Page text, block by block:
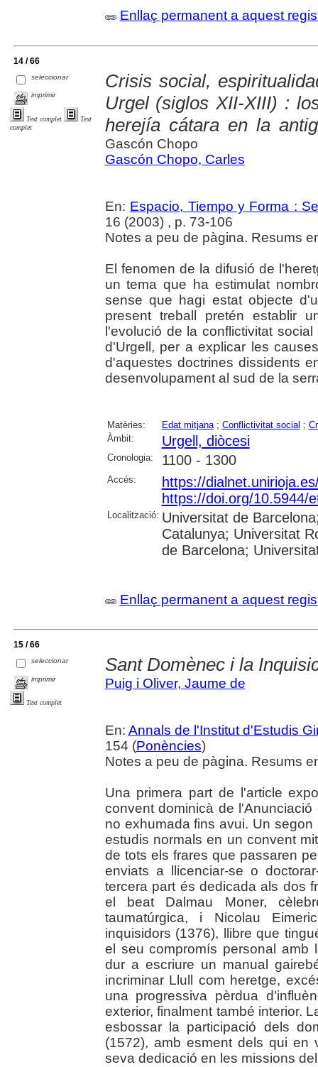
Enllaç permanent a aquest
14 / 66
seleccionar
imprimir
Text complet
Text
complet
Crisis social,
Urgel (siglos XII-XIII) :
herejía cátara en la
Gascón Chopo
Gascón Chopo, Carles
En: Espacio, Tiempo y Forma :
16 (2003) , p. 73-106
Notes a peu de pàgina. Resums
El fenomen de la difusió de
un tema que ha estimulat
sense que hagi estat objecte
present treball pretén establir
l'evolució de la conflictivitat
d'Urgell, per a explicar les
d'aquestes doctrines dissidents
desenvolupament al sud de la
Matèries: Edat mitjana; Conflictivitat social ;
Àmbit:
Urgell, diòcesi
Cronologia: 1100 - 1300
Accés:
https://
https://doi.org/10.5944/
Localització: Universitat de
Catalunya; Universitat
de Barcelona;
Enllaç permanent a aquest
15 / 66
seleccionar
imprimir
Text complet
Sant Domènec i la
Puig i Oliver, Jaume de
En: Annals de l'Institut d'Estudis
154 (Ponències)
Notes a peu de pàgina. Resums
Una primera part de l'article
convent dominicà de
no exhumada fins avui. Un
estudis normals en un convent
de tots els frares que passaren
enviats a llicenciar-se o
tercera part és dedicada als dos
el beat Dalmau Moner,
taumatúrgica, i Nicolau
inquisidors (1376), llibre que
el seu compromís personal amb
dur a escriure un manual
incriminar Llull com heretge,
una progressiva pèrdua
exterior, finalment també interior.
esbossar la participació dels
(1572), amb esment dels qui en
seva dedicació en les missions